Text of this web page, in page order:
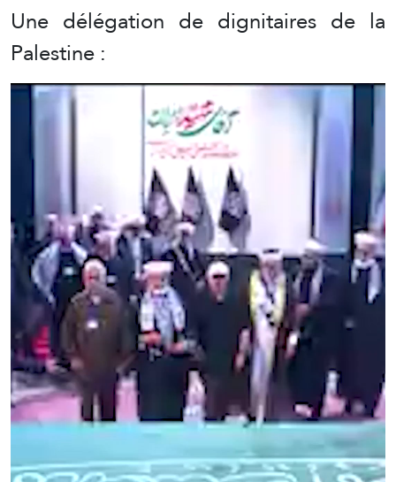
Une délégation de dignitaires de la
Palestine :